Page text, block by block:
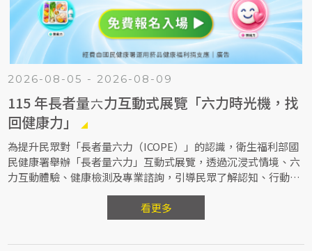
2026-08-05 - 2026-08-09
115 年長者量六力互動式展覽「六力時光機，找
回健康力」
為提升民眾對「長者量六力（ICOPE）」的認識，衛生福利部國
民健康署舉辦「長者量六力」互動式展覽，透過沉浸式情境、六
力互動體驗、健康檢測及專業諮詢，引導民眾了解認知、行動、
營養、視力、聽力及情緒六大內在能力，建立健康管理觀念，預
防及延緩失能，打造健康樂齡生活。
看更多